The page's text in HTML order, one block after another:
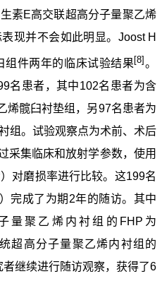
E高交联超高分子量聚乙烯
现并不会如此明显。Joost H
组件两年的临床试验结果 [8] 。
名患者，其中102名患者为含
烯髋臼衬垫组，另97名患者为
组。试验观察点为术前、术后
采集临床和放射学参数，使用
对磨损率进行比较。这199名
完成了为期2年的随访。其中
量聚乙烯内衬组的FHP为
超高分子量聚乙烯内衬组的
继续进行随访观察，获得了6